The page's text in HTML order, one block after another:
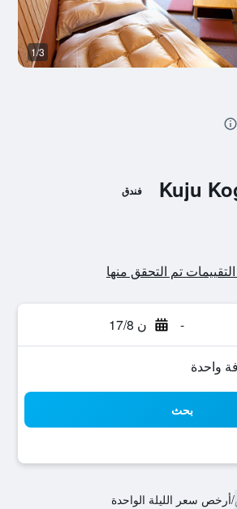
Kuju فندق
- ن 17/8
بحث
/أرخص سعر الليلة الواحدة
1/3